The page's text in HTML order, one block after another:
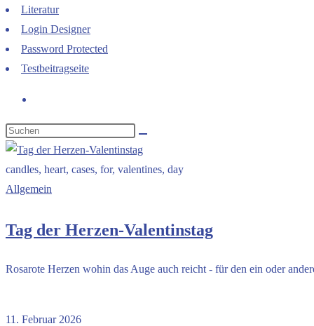
Literatur
Login Designer
Password Protected
Testbeitragseite
candles, heart, cases, for, valentines, day
Allgemein
Tag der Herzen-Valentinstag
Rosarote Herzen wohin das Auge auch reicht - für den ein oder
11. Februar 2026